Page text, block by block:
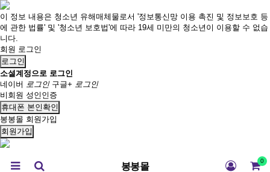
이 정보 내용은 청소년 유해매체물로서 '정보통신망 이용 촉진 및 정보보호 등
에 관한 법률' 및 '청소년 보호법'에 따라 19세 미만의 청소년이 이용할 수 없습
니다.
회원 로그인
로그인
소셜계정으로 로그인
네이버 로그인 구글+ 로그인
비회원 성인인증
휴대폰 본인확인
봉봉몰 회원가입
회원가입
봉봉몰 0